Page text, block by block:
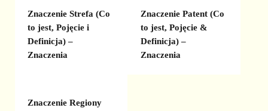
Znaczenie Strefa (Co
to jest, Pojęcie i
Definicja) –
Znaczenia
Znaczenie Patent (Co
to jest, Pojęcie &
Definicja) –
Znaczenia
Znaczenie Regiony